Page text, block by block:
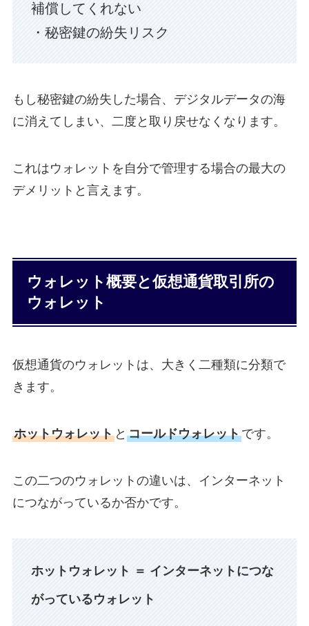
補償してくれない
・秘密鍵の紛失リスク
もし秘密鍵の紛失した場合、デジタルデータの海
に消えてしまい、二度と取り戻せなくなります。
これはウォレットを自分で管理する場合の最大の
デメリットと言えます。
ウォレット概要と仮想通貨取引所の
ウォレット
仮想通貨のウォレットは、大きく二種類に分類で
きます。
ホットウォレットと コールドウォレットです。
この二つのウォレットの違いは、インターネット
につながっているか否かです。
ホットウォレット ＝ インターネットにつな
がっているウォレット